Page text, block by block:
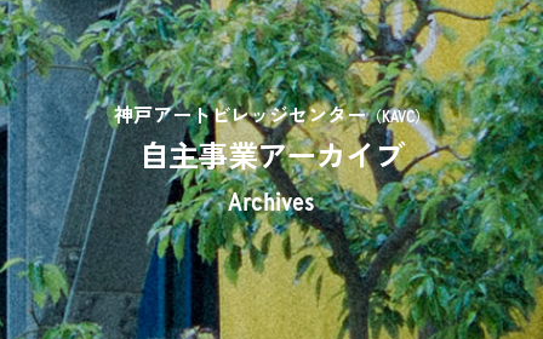
神戸アートビレッジセンター（KAVC）
自主事業アーカイブ
Archives